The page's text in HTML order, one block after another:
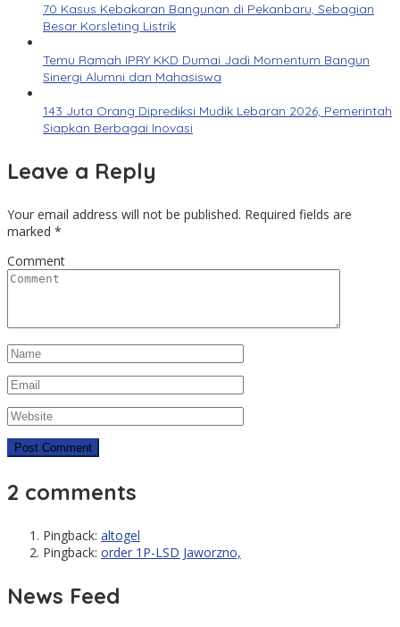
70 Kasus Kebakaran Bangunan di Pekanbaru, Sebagian
Besar Korsleting Listrik
Temu Ramah IPRY KKD Dumai Jadi Momentum Bangun
Sinergi Alumni dan Mahasiswa
143 Juta Orang Diprediksi Mudik Lebaran 2026, Pemerintah
Siapkan Berbagai Inovasi
Leave a Reply
Your email address will not be published. Required fields are
marked *
Comment
2 comments
Pingback: altogel
Pingback: order 1P-LSD Jaworzno,
News Feed